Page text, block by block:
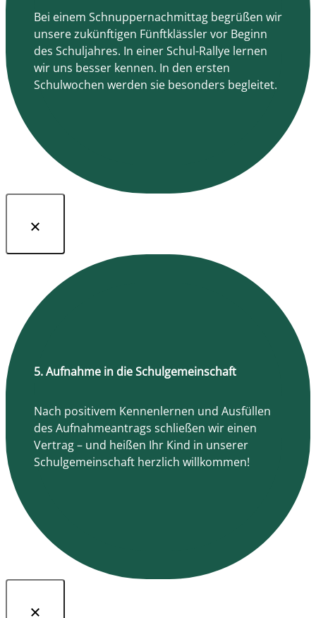
Bei einem Schnuppernachmittag begrüßen wir
unsere zukünftigen Fünftklässler vor Beginn
des Schuljahres. In einer Schul-Rallye lernen
wir uns besser kennen. In den ersten
Schulwochen werden sie besonders begleitet.
5. Aufnahme in die Schulgemeinschaft
Nach positivem Kennenlernen und Ausfüllen
des Aufnahmeantrags schließen wir einen
Vertrag – und heißen Ihr Kind in unserer
Schulgemeinschaft herzlich willkommen!